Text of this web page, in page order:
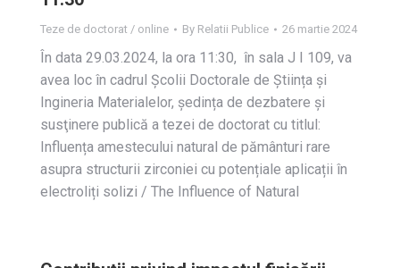
Teze de doctorat / online By Relatii Publice 26 martie 2024
În data 29.03.2024, la ora 11:30, în sala J I 109, va
avea loc în cadrul Școlii Doctorale de Știința și
Ingineria Materialelor, ședința de dezbatere și
susţinere publică a tezei de doctorat cu titlul:
Influența amestecului natural de pământuri rare
asupra structurii zirconiei cu potențiale aplicații în
electroliți solizi / The Influence of Natural